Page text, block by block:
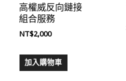
高權威反向鏈接
組合服務
NT$2,000
加入購物車